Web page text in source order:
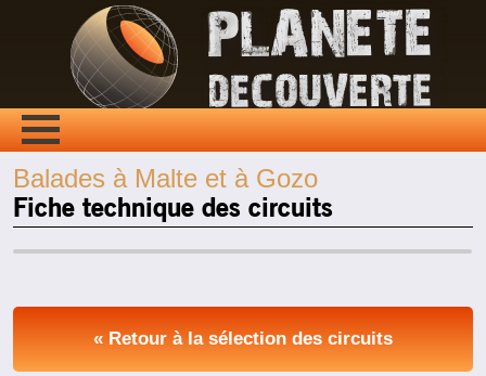
Balades à Malte et à Gozo
Fiche technique des circuits
« Retour à la sélection des circuits